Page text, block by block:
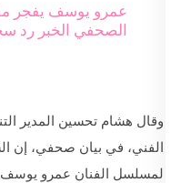
عمرو يوسف يفجر
الصحفي الخبر رد
وقال هشام تحسين المدير
الفني، في بيان صحفي، إن
لمسلسل الفنان عمرو يوسف